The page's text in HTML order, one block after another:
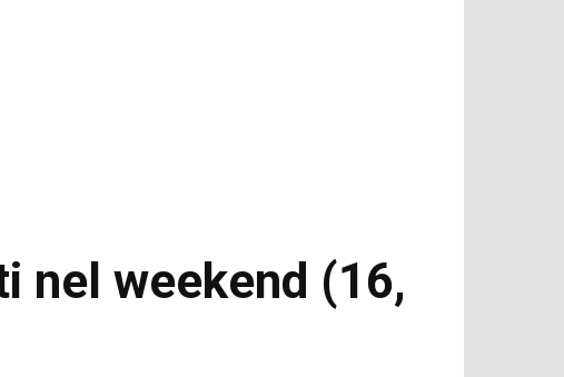
nel weekend (16,